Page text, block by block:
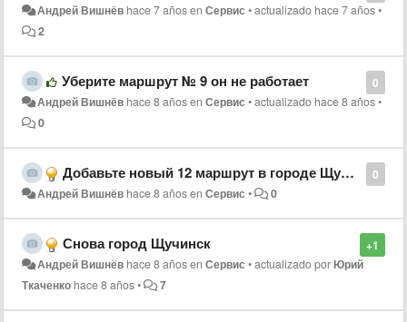
Андрей Вишнёв hace 7 añosenСервис •actualizado hace 7 años•
2
0
Уберите маршрут № 9 он не работает
Андрей Вишнёв hace 8 añosenСервис •actualizado hace 8 años•
0
0
Добавьте новый 12 маршрут в городе Щучинск
Андрей Вишнёв hace 8 añosenСервис • 0
+1
Снова город Щучинск
Андрей Вишнёв hace 8 añosenСервис •actualizado porЮрий
Ткаченко hace 8 años• 7